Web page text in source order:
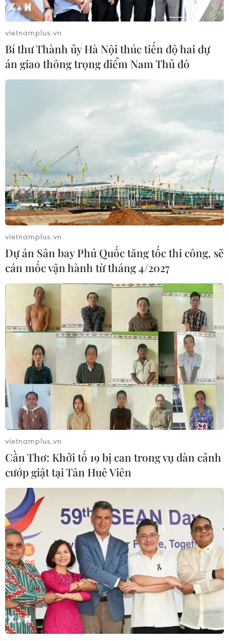
TIN CÙNG CHUYÊN MỤC
Grab bị phạt 1,36 tỷ đồng do vi phạm
quy định bảo vệ quyền lợi người tiêu
dùng
08/08/2026 04:15
Naver và NVIDIA tăng tốc xây dựng
“Nhà máy AI,” hướng tới doanh thu
từ năm 2027
07/08/2026 13:01
vietnamplus.vn
Bí thư Thành ủy Hà Nội thúc tiến độ hai dự
án giao thông trọng điểm Nam Thủ đô
vietnamplus.vn
Dự án Sân bay Phú Quốc tăng tốc thi công, sẽ
cán mốc vận hành từ tháng 4/2027
vietnamplus.vn
Cần Thơ: Khởi tố 19 bị can trong vụ dàn cảnh
cướp giật tại Tân Huê Viên